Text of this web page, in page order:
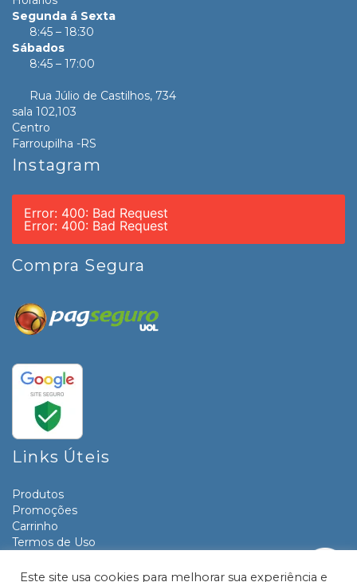
Segunda á Sexta
8:45 – 18:30
Sábados
8:45 – 17:00
Rua Júlio de Castilhos, 734
sala 102,103
Centro
Farroupilha -RS
Instagram
Error: 400: Bad Request
Error: 400: Bad Request
Compra Segura
Links Úteis
Produtos
Promoções
Carrinho
Termos de Uso
Contato
Este site usa cookies para melhorar sua experiência e